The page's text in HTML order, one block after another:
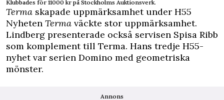
Klubbades för 11000 kr på Stockholms Auktionsverk.
Terma skapade uppmärksamhet under H55
Nyheten Terma väckte stor uppmärksamhet.
Lindberg presenterade också servisen Spisa Ribb
som komplement till Terma. Hans tredje H55-
nyhet var serien Domino med geometriska
mönster.
Annons